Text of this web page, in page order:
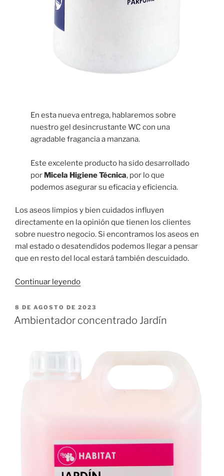
En esta nueva entrega, hablaremos sobre
nuestro gel desincrustante WC con una
agradable fragancia a manzana.
Este excelente producto ha sido desarrollado
por Micela Higiene Técnica, por lo que
podemos asegurar su eficacia y eficiencia.
Los aseos limpios y bien cuidados influyen
directamente en la opinión que tienen los clientes
sobre nuestro negocio. Si encontramos los aseos en
mal estado o desatendidos podemos llegar a pensar
que en resto del local estará también descuidado.
Continuar leyendo«Gel
WC
manzana»
PUBLICADO
EL
8 DE AGOSTO DE 2023
Ambientador concentrado Jardín